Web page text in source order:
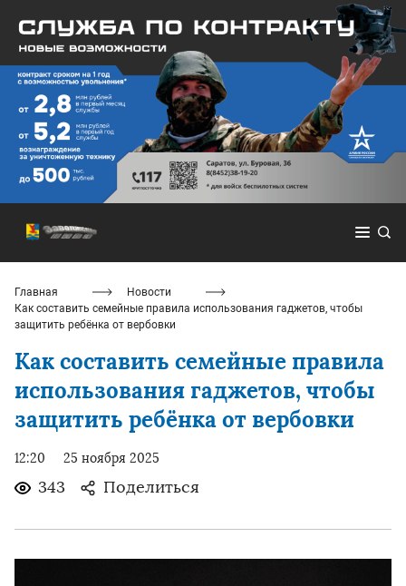
Главная
Новости
Как составить семейные правила использования гаджетов, чтобы
защитить ребёнка от вербовки
Как составить семейные правила
использования гаджетов, чтобы
защитить ребёнка от вербовки
12:20 25 ноября 2025
343 Поделиться